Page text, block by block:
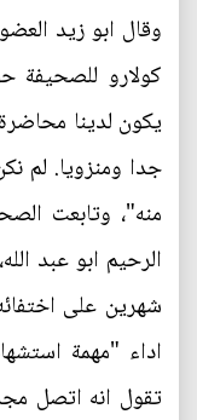
وقال ابو زيد
كولارو للصحيفة
يكون لدينا
جدا ومنزويا. لم
منه"، وتابعت
الرحيم ابو عبد
شهرين على
اداء "مهمة
تقول انه اتصل